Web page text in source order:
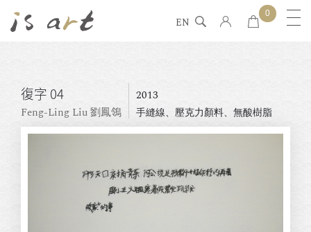
EN
0
復字 04
Feng-Ling Liu 劉鳳鴒
2013
手縫線、壓克力顏料、無酸樹脂